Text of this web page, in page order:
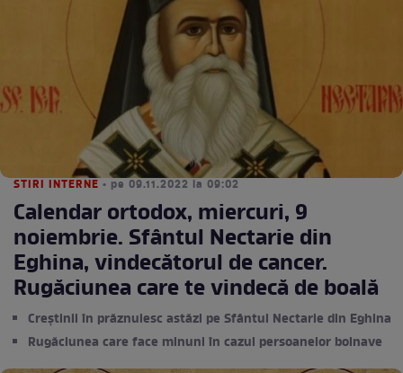
STIRI INTERNE • pe 09.11.2022 la 09:02
Calendar ortodox, miercuri, 9
noiembrie. Sfântul Nectarie din
Eghina, vindecătorul de cancer.
Rugăciunea care te vindecă de boală
Creștinii în prăznuiesc astăzi pe Sfântul Nectarie din Eghina
Rugăciunea care face minuni în cazul persoanelor bolnave